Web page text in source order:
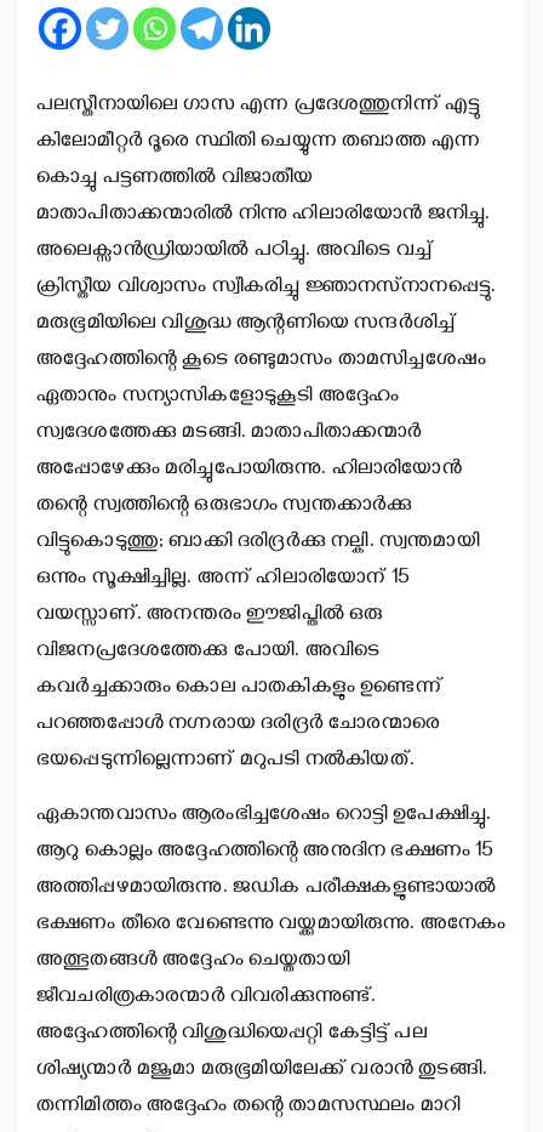
പലസ്തീനായിലെ ഗാസ എന്ന പ്രദേശത്തുനിന്ന് എട്ടു
കിലോമീറ്റര്‍ ദൂരെ സ്ഥിതി ചെയ്യുന്ന തബാത്ത എന്ന
കൊച്ചു പട്ടണത്തില്‍ വിജാതീയ
മാതാപിതാക്കന്മാരില്‍ നിന്നു ഹിലാരിയോന്‍ ജനിച്ചു.
അലെക്സാന്‍ഡ്രിയായില്‍ പഠിച്ചു. അവിടെ വച്ച്
ക്രിസ്തീയ വിശ്വാസം സ്വീകരിച്ചു ജ്ഞാനസ്‌നാനപ്പെട്ടു.
മരുഭൂമിയിലെ വിശുദ്ധ ആന്റണിയെ സന്ദര്‍ശിച്ച്
അദ്ദേഹത്തിന്റെ കൂടെ രണ്ടുമാസം താമസിച്ചശേഷം
ഏതാനും സന്യാസികളോടുകൂടി അദ്ദേഹം
സ്വദേശത്തേക്കു മടങ്ങി. മാതാപിതാക്കന്മാര്‍
അപ്പോഴേക്കും മരിച്ചുപോയിരുന്നു. ഹിലാരിയോന്‍
തന്റെ സ്വത്തിന്റെ ഒരുഭാഗം സ്വന്തക്കാര്‍ക്കു
വിട്ടുകൊടുത്തു; ബാക്കി ദരിദ്രര്‍ക്കു നല്കി. സ്വന്തമായി
ഒന്നും സൂക്ഷിച്ചില്ല. അന്ന് ഹിലാരിയോന് 15
വയസ്സാണ്. അനന്തരം ഈജിപ്തില്‍ ഒരു
വിജനപ്രദേശത്തേക്കു പോയി. അവിടെ
കവര്‍ച്ചക്കാരും കൊല പാതകികളും ഉണ്ടെന്ന്
പറഞ്ഞപ്പോള്‍ നഗ്നരായ ദരിദ്രര്‍ ചോരന്മാരെ
ഭയപ്പെടുന്നില്ലെന്നാണ് മറുപടി നല്‍കിയത്.
ഏകാന്തവാസം ആരംഭിച്ചശേഷം റൊട്ടി ഉപേക്ഷിച്ചു.
ആറു കൊല്ലം അദ്ദേഹത്തിന്റെ അനുദിന ഭക്ഷണം 15
അത്തിപ്പഴമായിരുന്നു. ജഡിക പരീക്ഷകളുണ്ടായാല്‍
ഭക്ഷണം തീരെ വേണ്ടെന്നു വയ്ക്കുമായിരുന്നു. അനേകം
അത്ഭുതങ്ങള്‍ അദ്ദേഹം ചെയ്തതായി
ജീവചരിത്രകാരന്മാര്‍ വിവരിക്കുന്നുണ്ട്.
അദ്ദേഹത്തിന്റെ വിശുദ്ധിയെപ്പറ്റി കേട്ടിട്ട് പല
ശിഷ്യന്മാര്‍ മജൂമാ മരുഭൂമിയിലേക്ക് വരാന്‍ തുടങ്ങി.
തന്നിമിത്തം അദ്ദേഹം തന്റെ താമസസ്ഥലം മാറി